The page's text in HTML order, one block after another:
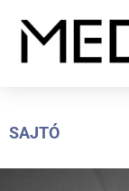
SAJTÓ